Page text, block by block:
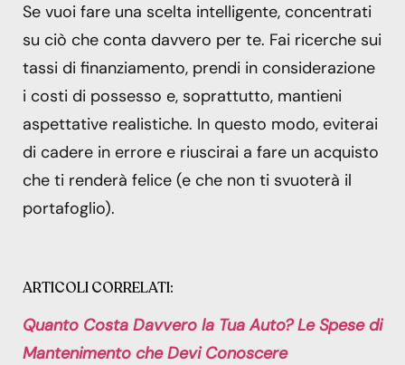
Se vuoi fare una scelta intelligente, concentrati
su ciò che conta davvero per te. Fai ricerche sui
tassi di finanziamento, prendi in considerazione
i costi di possesso e, soprattutto, mantieni
aspettative realistiche. In questo modo, eviterai
di cadere in errore e riuscirai a fare un acquisto
che ti renderà felice (e che non ti svuoterà il
portafoglio).
ARTICOLI CORRELATI:
Quanto Costa Davvero la Tua Auto? Le Spese di
Mantenimento che Devi Conoscere